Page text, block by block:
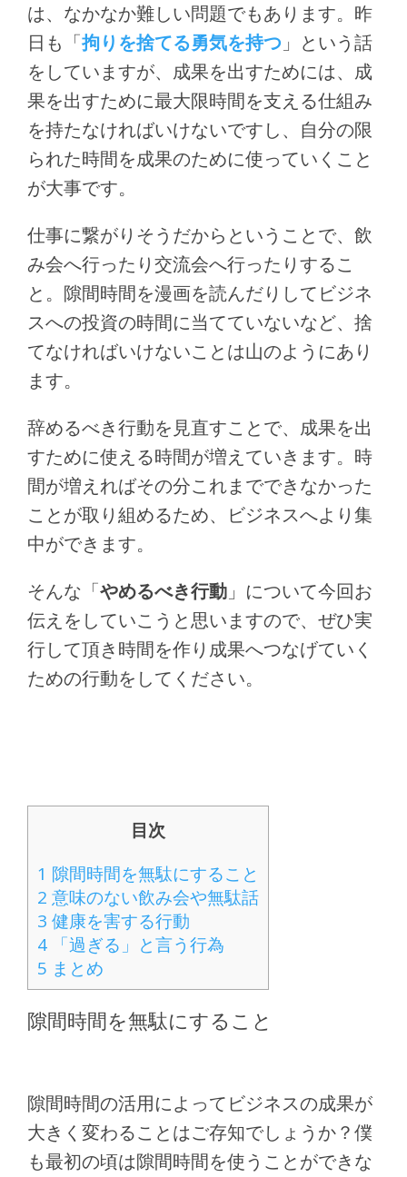
は、なかなか難しい問題でもあります。昨
日も「拘りを捨てる勇気を持つ 」という話
をしていますが、成果を出すためには、成
果を出すために最大限時間を支える仕組み
を持たなければいけないですし、自分の限
られた時間を成果のために使っていくこと
が大事です。
仕事に繋がりそうだからということで、飲
み会へ行ったり交流会へ行ったりするこ
と。隙間時間を漫画を読んだりしてビジネ
スへの投資の時間に当てていないなど、捨
てなければいけないことは山のようにあり
ます。
辞めるべき行動を見直すことで、成果を出
すために使える時間が増えていきます。時
間が増えればその分これまでできなかった
ことが取り組めるため、ビジネスへより集
中ができます。
そんな「やめるべき行動 」について今回お
伝えをしていこうと思いますので、ぜひ実
行して頂き時間を作り成果へつなげていく
ための行動をしてください。
目次
1 隙間時間を無駄にすること
2 意味のない飲み会や無駄話
3 健康を害する行動
4 「過ぎる」と言う行為
5 まとめ
隙間時間を無駄にすること
隙間時間の活用によってビジネスの成果が
大きく変わることはご存知でしょうか？僕
も最初の頃は隙間時間を使うことができな